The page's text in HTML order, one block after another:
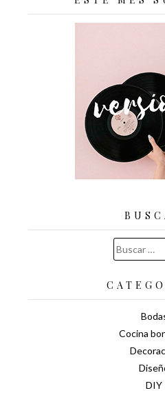
Buscar:
Cocina
DIY